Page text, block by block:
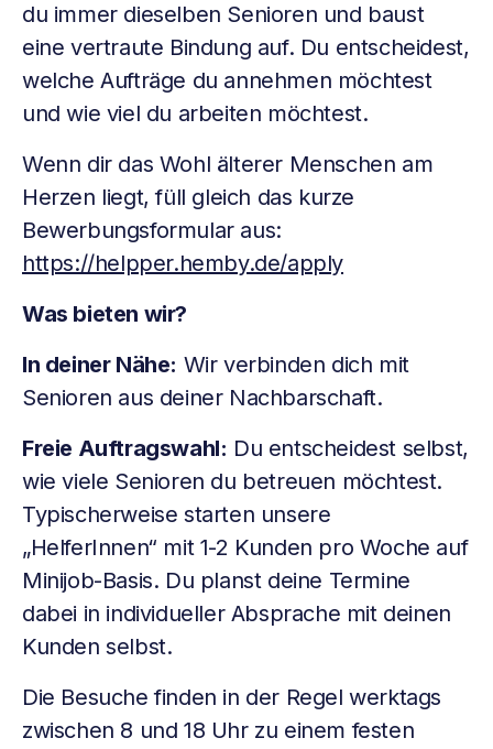
du immer dieselben Senioren und baust
eine vertraute Bindung auf. Du entscheidest,
welche Aufträge du annehmen möchtest
und wie viel du arbeiten möchtest.
Wenn dir das Wohl älterer Menschen am
Herzen liegt, füll gleich das kurze
Bewerbungsformular aus:
https://helpper.hemby.de/apply
Was bieten wir?
In deiner Nähe: Wir verbinden dich mit
Senioren aus deiner Nachbarschaft.
Freie Auftragswahl: Du entscheidest selbst,
wie viele Senioren du betreuen möchtest.
Typischerweise starten unsere
„HelferInnen“ mit 1-2 Kunden pro Woche auf
Minijob-Basis. Du planst deine Termine
dabei in individueller Absprache mit deinen
Kunden selbst.
Die Besuche finden in der Regel werktags
zwischen 8 und 18 Uhr zu einem festen